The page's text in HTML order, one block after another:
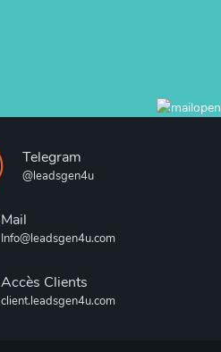
Telegram
@leadsgen4u
Mail
Info@leadsgen4u.com
Accès Clients
client.leadsgen4u.com